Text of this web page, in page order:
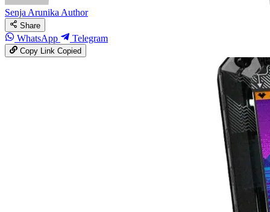
Senja ArunikaAuthor
Share
WhatsApp Telegram
Copy LinkCopied